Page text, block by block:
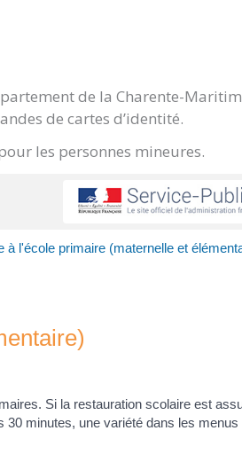
de la Charente-
de cartes d’identité.
les personnes mineures.
à l'école primaire (maternelle et
Si la restauration scolaire est
minutes, une variété dans les menus